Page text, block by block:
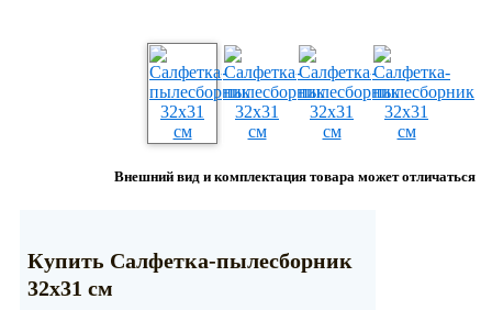
Внешний вид и комплектация товара может отличаться
Купить Салфетка-пылесборник
32х31 см